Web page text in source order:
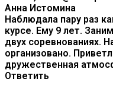
Анна Истомина
Наблюдала пару раз
курсе. Ему 9 лет.
двух соревнованиях.
организовано.
дружественная
Ответить